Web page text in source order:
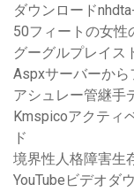
ダウンロード
50フィートの女性
グーグルプレイス
Aspxサーバーから
アシュレー管継手
Kmspicoアクティ
ド
境界性人格障害生
YouTubeビデオダ